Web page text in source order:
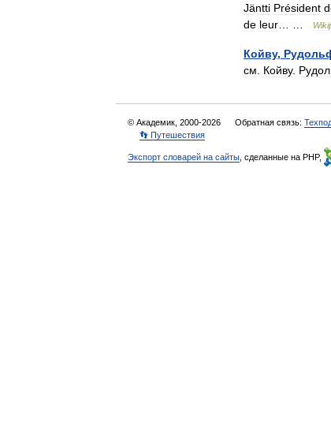
Jäntti Président
de leur
Койву,
см
Койву.
© Академик, 2000-2026 Обратная связь:
👣 Путешествия
Экспорт словарей на сайты , сделанные на PHP,